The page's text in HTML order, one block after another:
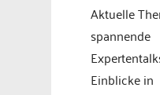
Aktuelle
spannende
Einblicke in